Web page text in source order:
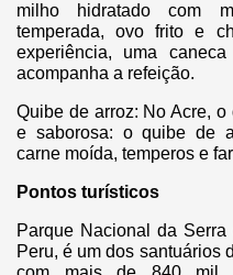
milho hidratado com
temperada, ovo frito e
experiência, uma
acompanha a refeição.
Quibe de arroz: No Acre,
e saborosa: o quibe de
carne moída, temperos e
Pontos turísticos
Parque Nacional da
Peru, é um dos santuários